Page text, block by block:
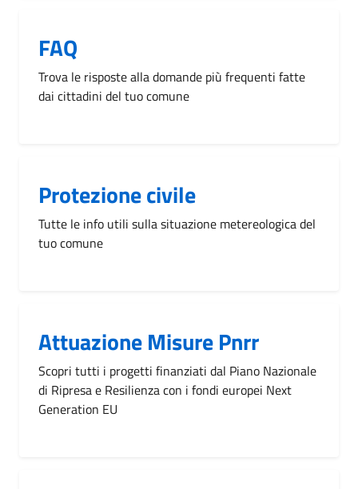
FAQ
Trova le risposte alla domande più frequenti fatte
dai cittadini del tuo comune
Protezione civile
Tutte le info utili sulla situazione metereologica del
tuo comune
Attuazione Misure Pnrr
Scopri tutti i progetti finanziati dal Piano Nazionale
di Ripresa e Resilienza con i fondi europei Next
Generation EU